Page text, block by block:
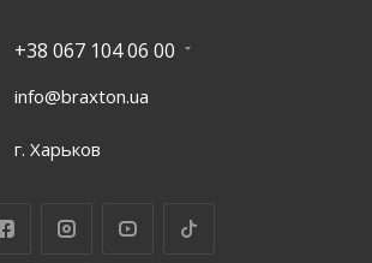
+38 067 104 06 00
info@braxton.ua
г. Харьков